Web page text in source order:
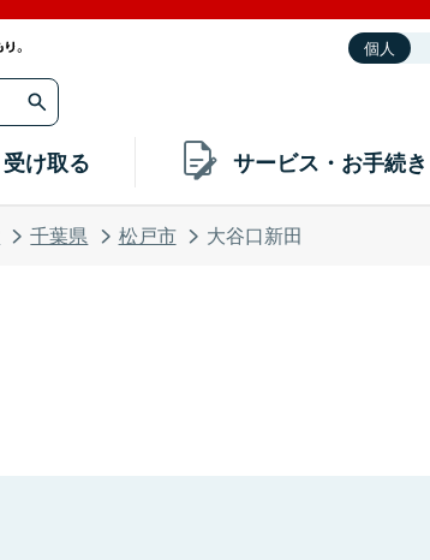
個人
受け取る サービス・お手続き
千葉県 松戸市 大谷口新田